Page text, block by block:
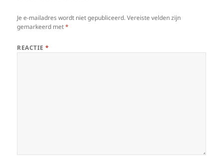
Je e-mailadres wordt niet gepubliceerd. Vereiste velden zijn
gemarkeerd met*
REACTIE*